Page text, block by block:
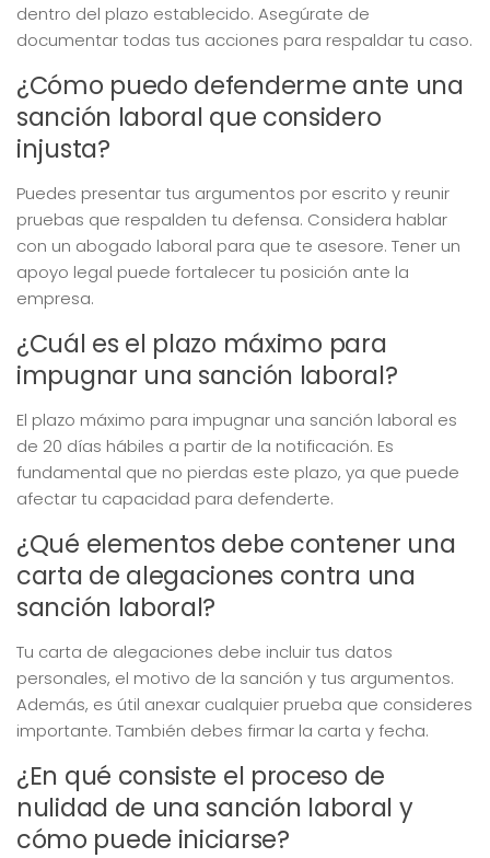
dentro del plazo establecido. Asegúrate de
documentar todas tus acciones para respaldar tu caso.
¿Cómo puedo defenderme ante una
sanción laboral que considero
injusta?
Puedes presentar tus argumentos por escrito y reunir
pruebas que respalden tu defensa. Considera hablar
con un abogado laboral para que te asesore. Tener un
apoyo legal puede fortalecer tu posición ante la
empresa.
¿Cuál es el plazo máximo para
impugnar una sanción laboral?
El plazo máximo para impugnar una sanción laboral es
de 20 días hábiles a partir de la notificación. Es
fundamental que no pierdas este plazo, ya que puede
afectar tu capacidad para defenderte.
¿Qué elementos debe contener una
carta de alegaciones contra una
sanción laboral?
Tu carta de alegaciones debe incluir tus datos
personales, el motivo de la sanción y tus argumentos.
Además, es útil anexar cualquier prueba que consideres
importante. También debes firmar la carta y fecha.
¿En qué consiste el proceso de
nulidad de una sanción laboral y
cómo puede iniciarse?